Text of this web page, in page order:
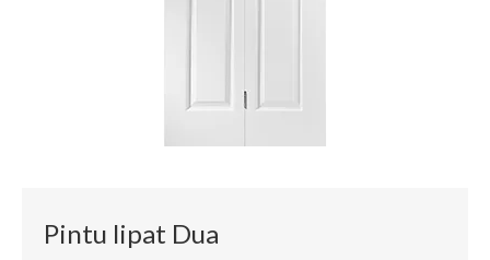
Pintu lipat Dua